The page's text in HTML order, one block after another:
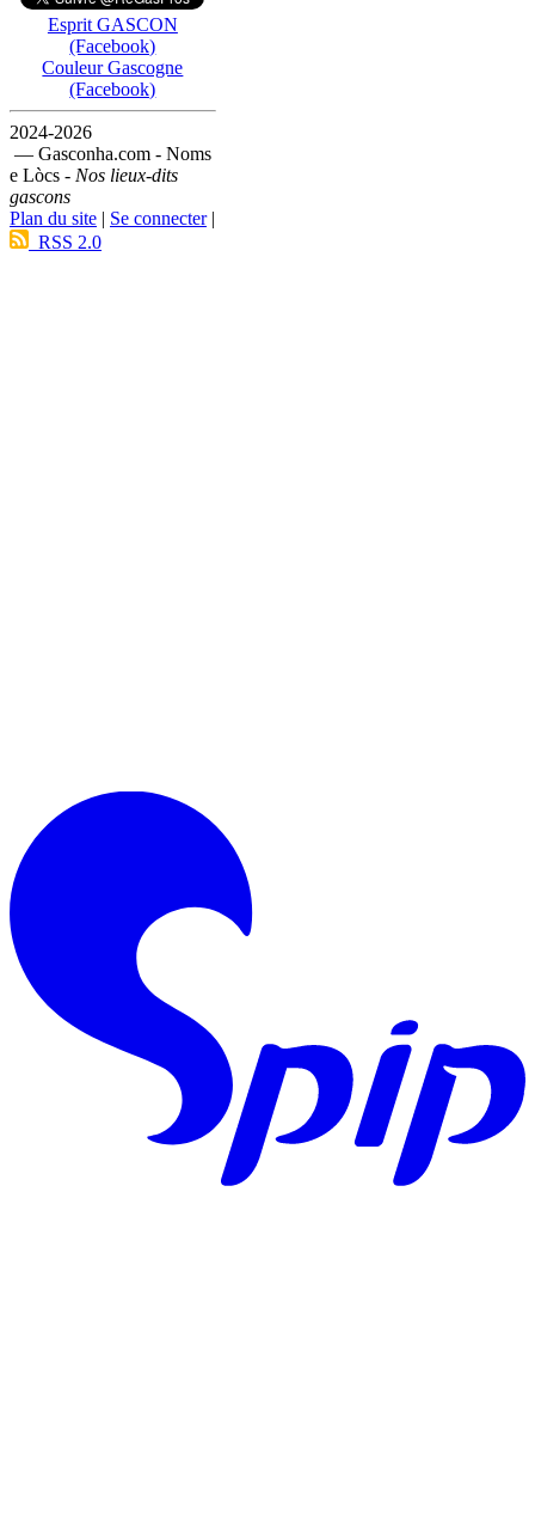
Esprit GASCON
(Facebook)
Couleur Gascogne
(Facebook)
2024-2026
— Gasconha.com - Noms
e Lòcs - Nos lieux-dits
gascons
Plan du site | Se connecter|
RSS 2.0